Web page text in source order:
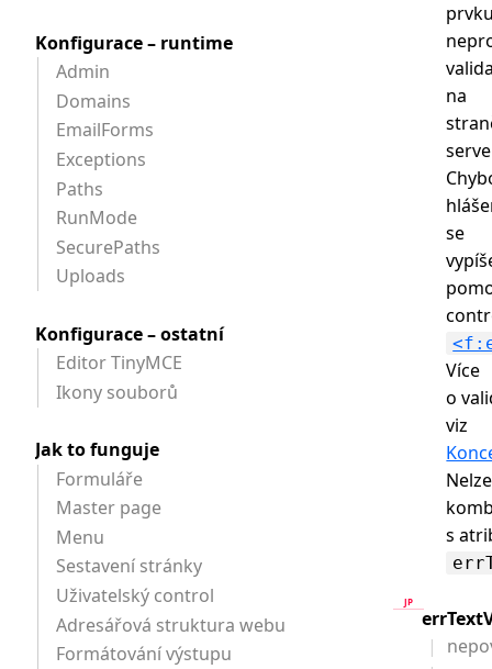
na
se
Více
o
viz
Nelze
s
Konfigurace – runtime
Admin
Domains
EmailForms
Exceptions
Paths
RunMode
SecurePaths
Uploads
Konfigurace – ostatní
Editor TinyMCE
Ikony souborů
Jak to funguje
Formuláře
Master page
Menu
Sestavení stránky
Uživatelský control
Adresářová struktura webu
Formátování výstupu